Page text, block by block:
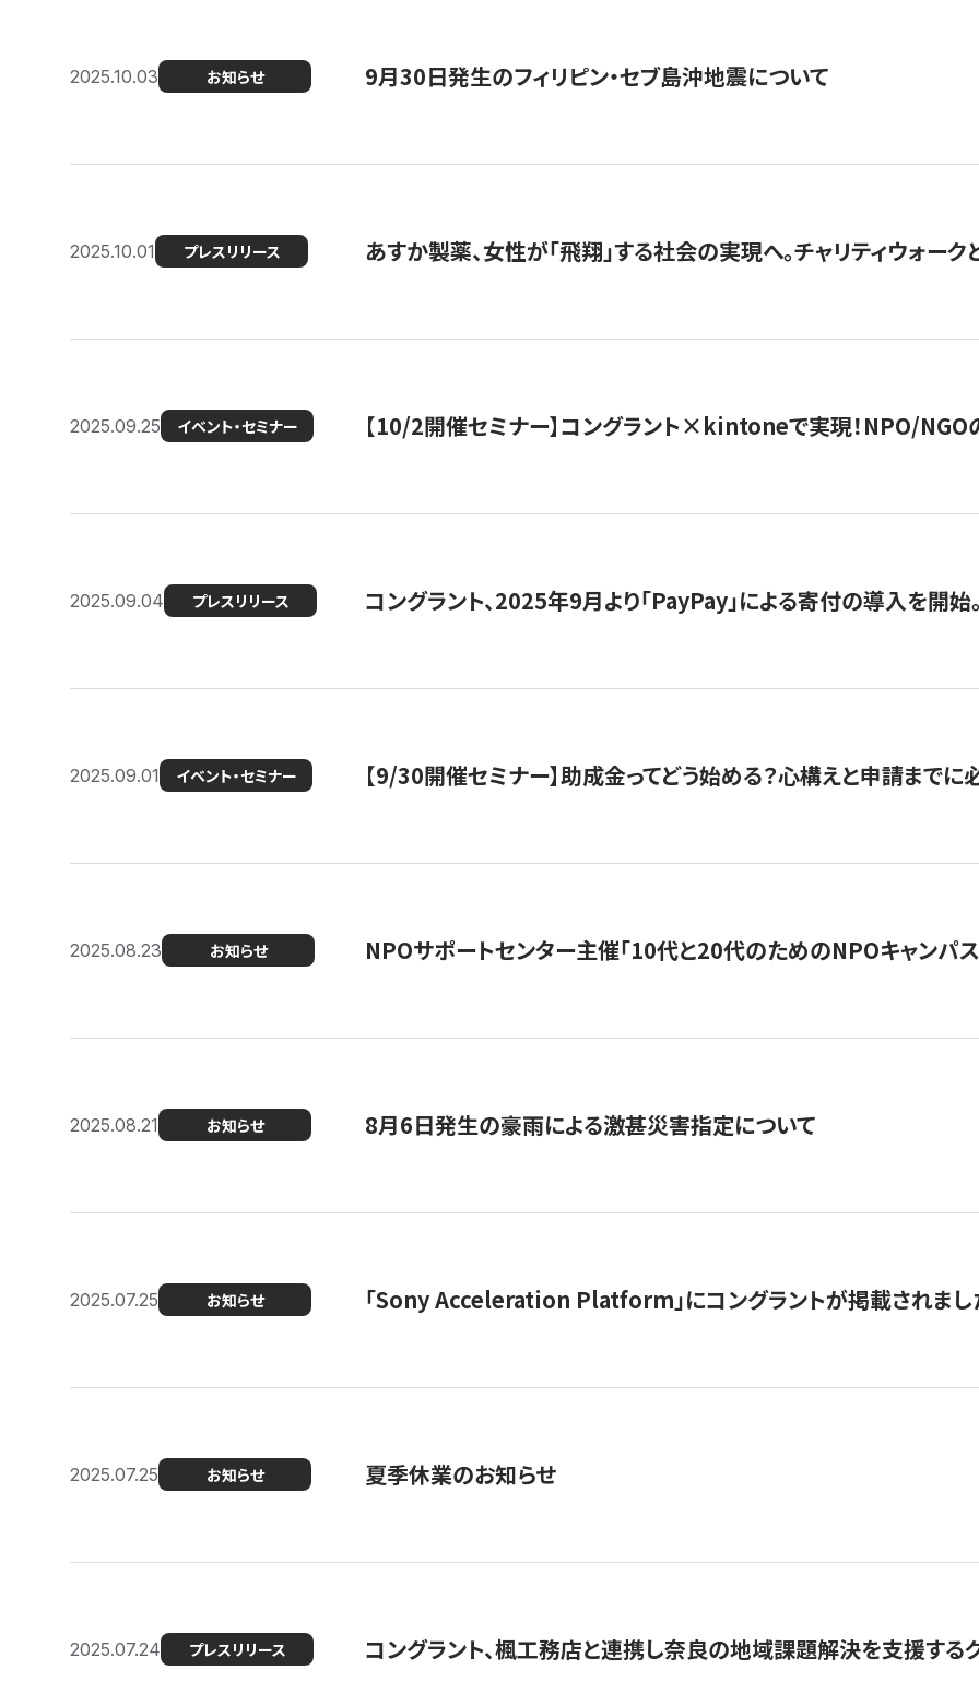
2025.10.03 お知らせ 9月30日発生のフィリピン・セブ島沖地震について
2025.10.01 プレスリリース あすか製薬、女性が「飛翔」する社会の実現へ。チャリティウォー
2025.09.25 イベント・セミナー 【10/2開催セミナー】コングラント×kintoneで実現！NPO/NGO
2025.09.04 プレスリリース コングラント、2025年9月より「PayPay」による寄付の導入を開始
2025.09.01 イベント・セミナー 【9/30開催セミナー】助成金ってどう始める？心構えと申請まで
2025.08.23 お知らせ NPOサポートセンター主催「10代と20代のためのNPOキャンパ
2025.08.21 お知らせ 8月6日発生の豪雨による激甚災害指定について
2025.07.25 お知らせ 「Sony Acceleration Platform」にコングラントが掲載されまし
2025.07.25 お知らせ 夏季休業のお知らせ
2025.07.24 プレスリリース コングラント、楓工務店と連携し奈良の地域課題解決を支援する